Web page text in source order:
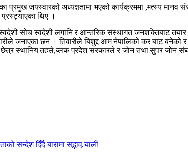
प्रमुख जयस्वारको अध्यक्षतामा भएको कार्यक्रममा ,मत्स्य
प्रस्ट्याएका थिए ।
सोच स्वदेशी लगानि र आन्तरिक संस्थागत जनशक्तिबाट
जनाएका छन । तिवारीले बिशुद्द आम नेपालिको कर बाट बनेको
स्थानिय तहले,ब्लक प्रदेश सरकारले र जोन तथा सुपर जोन
सन्देश दिँदै बारामा सद्भाव र्‍याली